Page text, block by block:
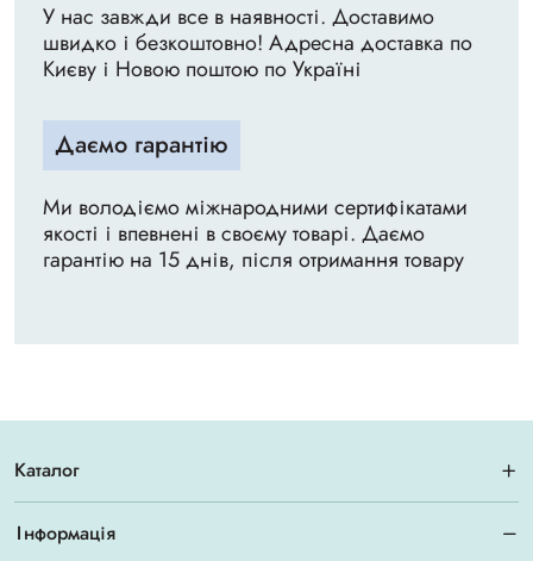
У нас завжди все в наявності. Доставимо
швидко і безкоштовно! Адресна доставка по
Києву і Новою поштою по Україні
Даємо гарантію
Ми володіємо міжнародними сертифікатами
якості і впевнені в своєму товарі. Даємо
гарантію на 15 днів, після отримання товару
Каталог
Інформація